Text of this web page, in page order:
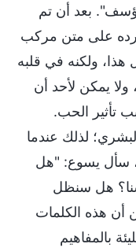
بعد أن تم
على متن مركب
ولكنه في قلبه
ولا يمكن لأحد أن
تأثير الحب.
لذلك عندما
سأل يسوع: "هل
هل سنظل
أن هذه الكلمات
بالمفاهيم